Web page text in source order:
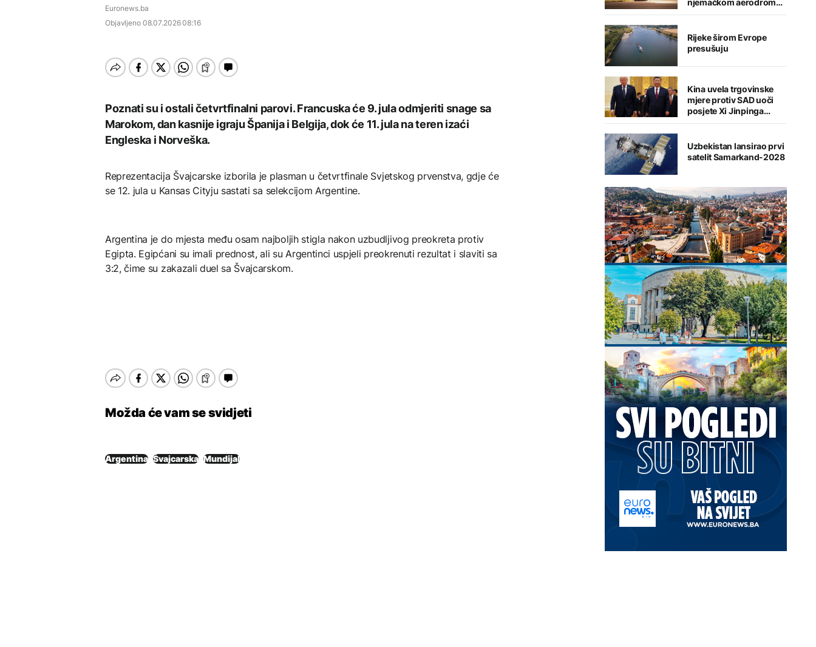
AKTUELNO
Požar se širi Bijeljinom,
Umjesto X-a popunjava
uputstva za skreniranje
AKTUELNO
vojske
Plan da se u Crnoj Gori
prave centri za prihvat
AKTUELNO
Hirošima obilježava
na ukidanje nuklearnog
oružja
FOKUS
Žedni za novcem: Koje bi
nove poreze EU mogla
septembra: Stiže
evropski pozorišni
spektakl “Brechtovi
TEHNOLOGIJA
velikom brzinom pada
na Mjesec
TEHNOLOGIJA
Britanska kraljevska
Euronews.ba
Objavljeno 08.07.2026 08:16
Poznati su i ostali četvrtfinalni parovi. Francuska će 9. jula odmjeriti snage sa
Marokom, dan kasnije igraju Španija i Belgija, dok će 11. jula na teren izaći
Engleska i Norveška.
Reprezentacija Švajcarske izborila je plasman u četvrtfinale Svjetskog prvenstva, gdje će
se 12. jula u Kansas Cityju sastati sa selekcijom Argentine.
Argentina je do mjesta među osam najboljih stigla nakon uzbudljivog preokreta protiv
Egipta. Egipćani su imali prednost, ali su Argentinci uspjeli preokrenuti rezultat i slaviti sa
3:2, čime su zakazali duel sa Švajcarskom.
Možda će vam se svidjeti
Argentina Švajcarska Mundijal
sumnja se na Rusiju
Rijeke širom Evrope
presušuju
Kina uvela trgovinske
mjere protiv SAD uoči
posjete Xi Jinpinga
Washingtonu
Uzbekistan lansirao prvi
satelit Samarkand-2028